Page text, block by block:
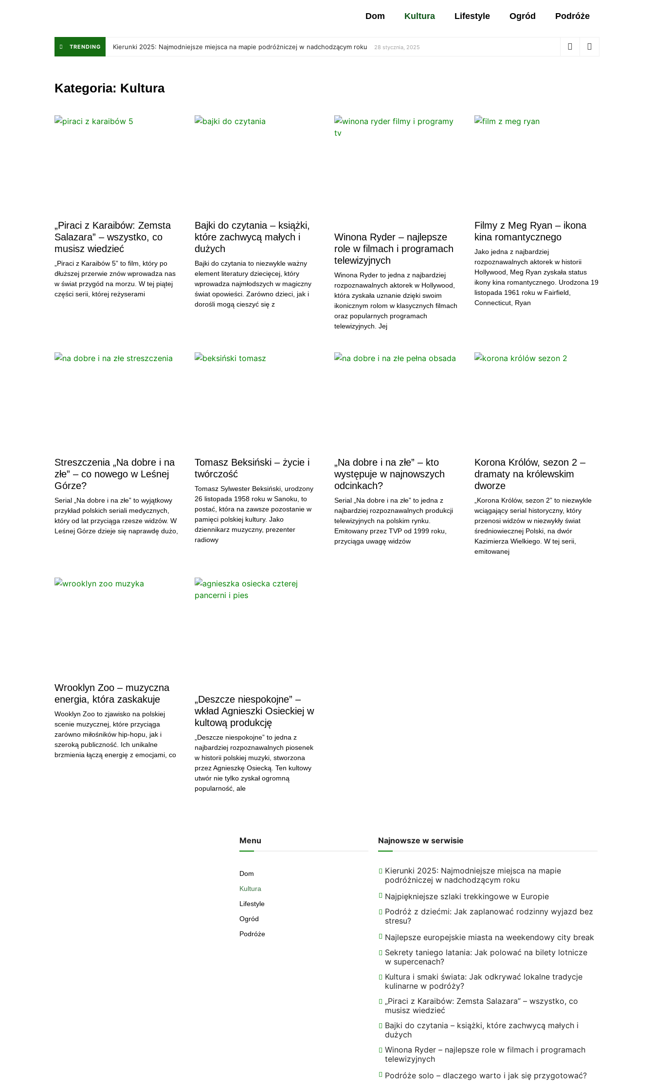
Dom Kultura Lifestyle Ogród Podróże
TRENDING Kierunki 2025: Najmodniejsze miejsca na mapie podróżniczej w nadchodzącym roku 28 stycznia, 2025
Kategoria: Kultura
„Piraci z Karaibów: Zemsta
Salazara” – wszystko, co
musisz wiedzieć
„Piraci z Karaibów 5” to film, który po
dłuższej przerwie znów wprowadza nas
w świat przygód na morzu. W tej piątej
części serii, której reżyserami
Bajki do czytania – książki,
które zachwycą małych i
dużych
Bajki do czytania to niezwykle ważny
element literatury dziecięcej, który
wprowadza najmłodszych w magiczny
świat opowieści. Zarówno dzieci, jak i
dorośli mogą cieszyć się z
Winona Ryder – najlepsze
role w filmach i programach
telewizyjnych
Winona Ryder to jedna z najbardziej
rozpoznawalnych aktorek w Hollywood,
która zyskała uznanie dzięki swoim
ikonicznym rolom w klasycznych filmach
oraz popularnych programach
telewizyjnych. Jej
Filmy z Meg Ryan – ikona
kina romantycznego
Jako jedna z najbardziej
rozpoznawalnych aktorek w historii
Hollywood, Meg Ryan zyskała status
ikony kina romantycznego. Urodzona 19
listopada 1961 roku w Fairfield,
Connecticut, Ryan
Streszczenia „Na dobre i na
złe” – co nowego w Leśnej
Górze?
Serial „Na dobre i na złe” to wyjątkowy
przykład polskich seriali medycznych,
który od lat przyciąga rzesze widzów. W
Leśnej Górze dzieje się naprawdę dużo,
Tomasz Beksiński – życie i
twórczość
Tomasz Sylwester Beksiński, urodzony
26 listopada 1958 roku w Sanoku, to
postać, która na zawsze pozostanie w
pamięci polskiej kultury. Jako
dziennikarz muzyczny, prezenter
radiowy
„Na dobre i na złe” – kto
występuje w najnowszych
odcinkach?
Serial „Na dobre i na złe” to jedna z
najbardziej rozpoznawalnych produkcji
telewizyjnych na polskim rynku.
Emitowany przez TVP od 1999 roku,
przyciąga uwagę widzów
Korona Królów, sezon 2 –
dramaty na królewskim
dworze
„Korona Królów, sezon 2” to niezwykle
wciągający serial historyczny, który
przenosi widzów w niezwykły świat
średniowiecznej Polski, na dwór
Kazimierza Wielkiego. W tej serii,
emitowanej
Wrooklyn Zoo – muzyczna
energia, która zaskakuje
Wooklyn Zoo to zjawisko na polskiej
scenie muzycznej, które przyciąga
zarówno miłośników hip-hopu, jak i
szeroką publiczność. Ich unikalne
brzmienia łączą energię z emocjami, co
„Deszcze niespokojne” –
wkład Agnieszki Osieckiej w
kultową produkcję
„Deszcze niespokojne” to jedna z
najbardziej rozpoznawalnych piosenek
w historii polskiej muzyki, stworzona
przez Agnieszkę Osiecką. Ten kultowy
utwór nie tylko zyskał ogromną
popularność, ale
Menu
Dom
Kultura
Lifestyle
Ogród
Podróże
Najnowsze w serwisie
Kierunki 2025: Najmodniejsze miejsca na mapie
podróżniczej w nadchodzącym roku
Najpiękniejsze szlaki trekkingowe w Europie
Podróż z dziećmi: Jak zaplanować rodzinny wyjazd bez
stresu?
Najlepsze europejskie miasta na weekendowy city break
Sekrety taniego latania: Jak polować na bilety lotnicze
w supercenach?
Kultura i smaki świata: Jak odkrywać lokalne tradycje
kulinarne w podróży?
„Piraci z Karaibów: Zemsta Salazara” – wszystko, co
musisz wiedzieć
Bajki do czytania – książki, które zachwycą małych i
dużych
Winona Ryder – najlepsze role w filmach i programach
telewizyjnych
Podróże solo – dlaczego warto i jak się przygotować?